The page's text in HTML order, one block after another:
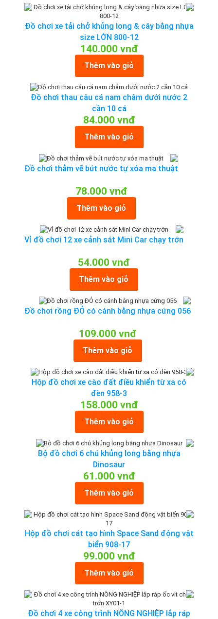
Đồ chơi xe tải chở khủng long & cây bằng nhựa
size LỚN 800-12
140.000 vnđ
Thêm vào giỏ
Đồ chơi thau câu cá nam châm dưới nước 2
cần 10 cá
84.000 vnđ
Thêm vào giỏ
Đồ chơi thảm vẽ bút nước tự xóa ma thuật
78.000 vnđ
Thêm vào giỏ
Vỉ đồ chơi 12 xe cảnh sát Mini Car chạy trớn
54.000 vnđ
Thêm vào giỏ
Đồ chơi rồng ĐỎ có cánh bằng nhựa cứng 056
109.000 vnđ
Thêm vào giỏ
Hộp đồ chơi xe cào đất điều khiển từ xa có
đèn 958-3
158.000 vnđ
Thêm vào giỏ
Bộ đồ chơi 6 chú khủng long bằng nhựa
Dinosaur
61.000 vnđ
Thêm vào giỏ
Hộp đồ chơi cát tạo hình Space Sand động vật
biển 908-17
99.000 vnđ
Thêm vào giỏ
Đồ chơi 4 xe công trình NÔNG NGHIỆP lắp ráp